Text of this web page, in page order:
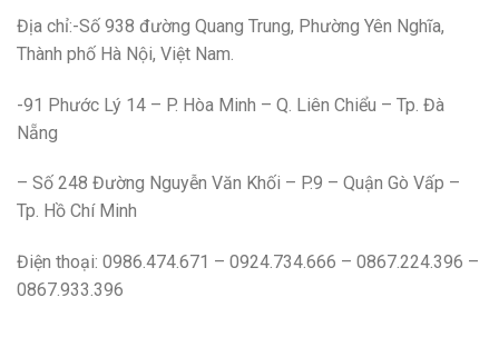
Địa chỉ:-Số 938 đường Quang Trung, Phường Yên Nghĩa,
Thành phố Hà Nội, Việt Nam.
-91 Phước Lý 14 – P. Hòa Minh – Q. Liên Chiểu – Tp. Đà
Nẵng
– Số 248 Đường Nguyễn Văn Khối – P.9 – Quận Gò Vấp –
Tp. Hồ Chí Minh
Điện thoại: 0986.474.671 – 0924.734.666 – 0867.224.396 –
0867.933.396